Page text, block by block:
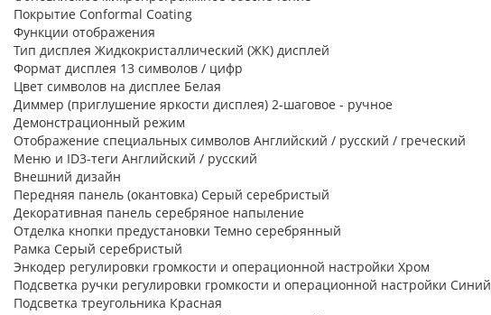
Покрытие Conformal Coating
Функции отображения
Тип дисплея Жидкокристаллический (ЖК) дисплей
Формат дисплея 13 символов / цифр
Цвет символов на дисплее Белая
Диммер (приглушение яркости дисплея) 2-шаговое - ручное
Демонстрационный режим
Отображение специальных символов Английский / русский / греческий
Меню и ID3-теги Английский / русский
Внешний дизайн
Передняя панель (окантовка) Серый серебристый
Декоративная панель серебряное напыление
Отделка кнопки предустановки Темно серебрянный
Рамка Серый серебристый
Энкодер регулировки громкости и операционной настройки Хром
Подсветка ручки регулировки громкости и операционной настройки Синий
Подсветка треугольника Красная